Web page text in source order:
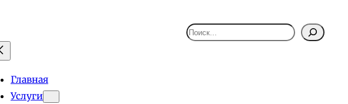
Поиск
Главная
Услуги